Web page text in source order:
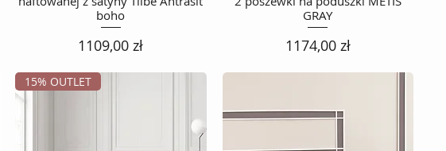
boho
Cena
1109,00 zł
GRAY
Cena
1174,00 zł
15% OUTLET